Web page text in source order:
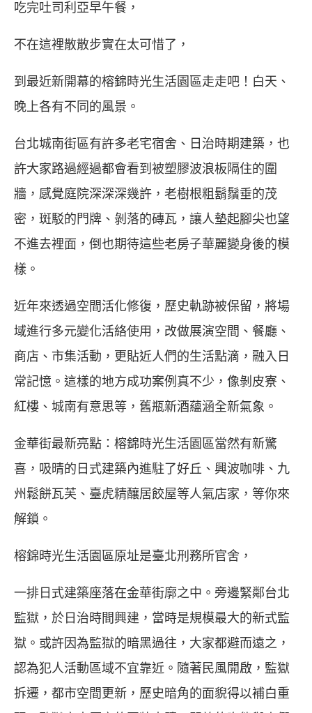
吃完吐司利亞早午餐，
不在這裡散散步實在太可惜了，
到最近新開幕的榕錦時光生活園區走走吧！白天、
晚上各有不同的風景。
台北城南街區有許多老宅宿舍、日治時期建築，也
許大家路過經過都會看到被塑膠波浪板隔住的圍
牆，感覺庭院深深深幾許，老樹根粗鬍鬚垂的茂
密，斑駁的門牌、剝落的磚瓦，讓人墊起腳尖也望
不進去裡面，倒也期待這些老房子華麗變身後的模
樣。
近年來透過空間活化修復，歷史軌跡被保留，將場
域進行多元變化活絡使用，改做展演空間、餐廳、
商店、市集活動，更貼近人們的生活點滴，融入日
常記憶。這樣的地方成功案例真不少，像剝皮寮、
紅樓、 城南有意思等，舊瓶新酒蘊涵全新氣象。
金華街最新亮點：榕錦時光生活園區當然有新驚
喜，吸晴的日式建築內進駐了好丘、興波咖啡、九
州鬆餅瓦芙、臺虎精釀居餃屋等人氣店家，等你來
解鎖。
榕錦時光生活園區原址是臺北刑務所官舍，
一排日式建築座落在金華街廓之中。旁邊緊鄰台北
監獄，於日治時間興建，當時是規模最大的新式監
獄。或許因為監獄的暗黑過往，大家都避而遠之，
認為犯人活動區域不宜靠近。隨著民風開啟，監獄
拆遷，都市空間更新，歷史暗角的面貎得以補白重